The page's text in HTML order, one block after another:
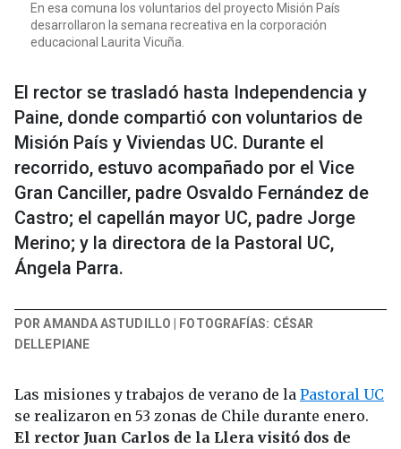
En esa comuna los voluntarios del proyecto Misión País
desarrollaron la semana recreativa en la corporación
educacional Laurita Vicuña.
El rector se trasladó hasta Independencia y
Paine, donde compartió con voluntarios de
Misión País y Viviendas UC. Durante el
recorrido, estuvo acompañado por el Vice
Gran Canciller, padre Osvaldo Fernández de
Castro; el capellán mayor UC, padre Jorge
Merino; y la directora de la Pastoral UC,
Ángela Parra.
POR AMANDA ASTUDILLO | FOTOGRAFÍAS: CÉSAR
DELLEPIANE
Las misiones y trabajos de verano de la Pastoral UC
se realizaron en 53 zonas de Chile durante enero.
El rector Juan Carlos de la Llera visitó dos de